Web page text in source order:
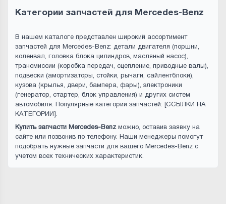
Категории запчастей для Mercedes-Benz
В нашем каталоге представлен широкий ассортимент
запчастей для Mercedes-Benz: детали двигателя (поршни,
коленвал, головка блока цилиндров, масляный насос),
трансмиссии (коробка передач, сцепление, приводные валы),
подвески (амортизаторы, стойки, рычаги, сайлентблоки),
кузова (крылья, двери, бампера, фары), электроники
(генератор, стартер, блок управления) и других систем
автомобиля. Популярные категории запчастей: [ССЫЛКИ НА
КАТЕГОРИИ].
Купить запчасти Mercedes-Benzможно, оставив заявку на
сайте или позвонив по телефону. Наши менеджеры помогут
подобрать нужные запчасти для вашего Mercedes-Benz с
учетом всех технических характеристик.